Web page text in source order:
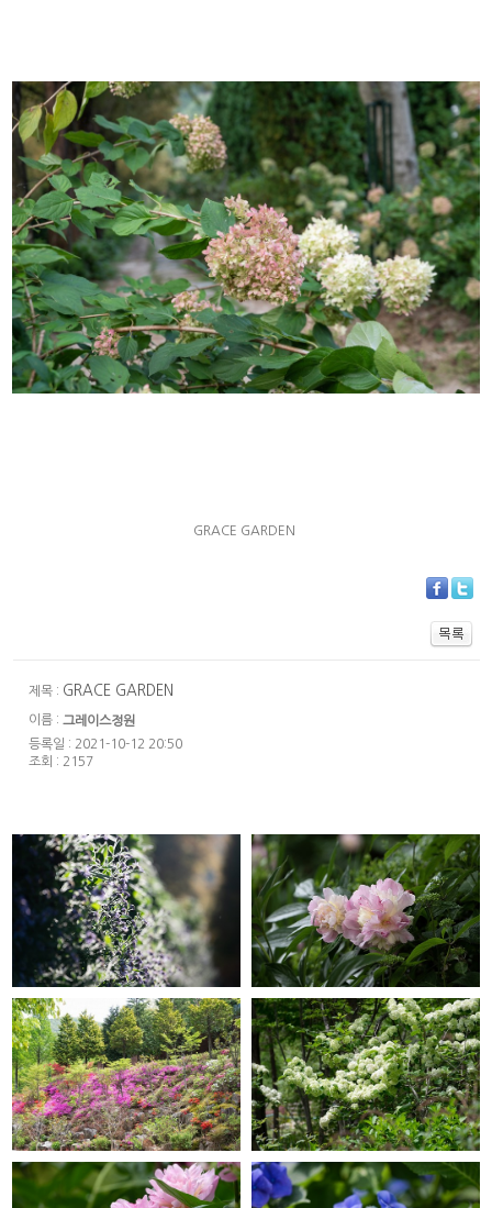
GRACE GARDEN
제목 : GRACE GARDEN
이름 : 그레이스정원
등록일 : 2021-10-12 20:50
조회 : 2157
GRACE GARDEN GRACE GARDEN
GRACE GARDEN GRACE GARDEN